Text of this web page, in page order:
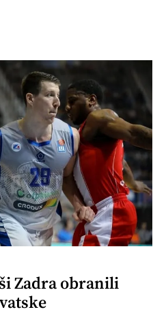
Zadra obranili